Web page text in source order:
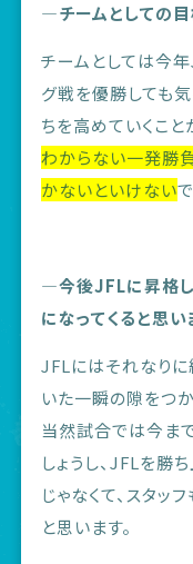
―チームとしての
チームとしては今
グ戦を優勝しても
ちを高めていくこと
わからない一発勝
かないといけない
―今後JFLに昇格し
になってくると思い
JFLにはそれなり
いた一瞬の隙をつ
当然試合では今ま
しょうし、JFLを勝
じゃなくて、スタッ
と思います。